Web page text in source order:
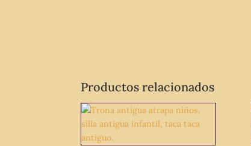
Productos relacionados